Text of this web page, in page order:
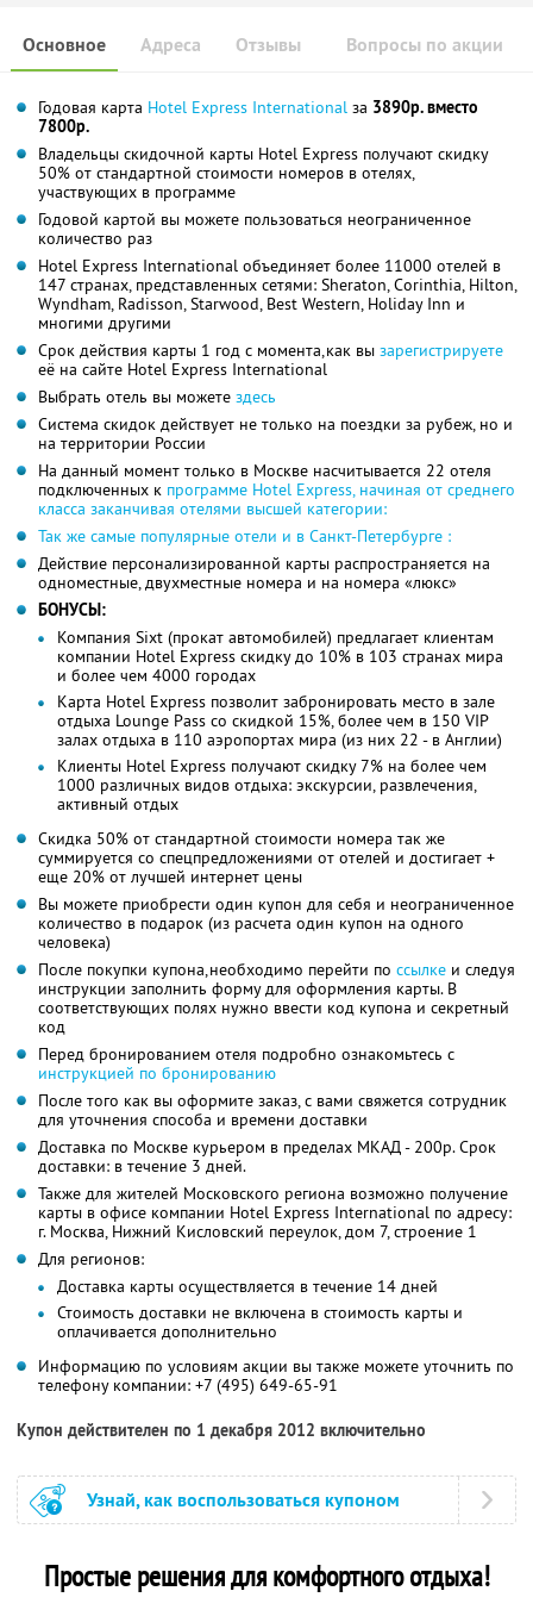
Основное Отзывы Вопросы по акции
Адреса
Годовая карта Hotel Express International за 3890р. вместо
7800р.
Владельцы скидочной карты Hotel Express получают скидку
50% от стандартной стоимости номеров в отелях,
участвующих в программе
Годовой картой вы можете пользоваться неограниченное
количество раз
Hotel Express International объединяет более 11000 отелей в
147 странах, представленных сетями: Sheraton, Corinthia, Hilton,
Wyndham, Radisson, Starwood, Best Western, Holiday Inn и
многими другими
Срок действия карты 1 год с момента,как вы зарегистрируете
её на сайте Hotel Express International
Выбрать отель вы можете здесь
Система скидок действует не только на поездки за рубеж, но и
на территории России
На данный момент только в Москве насчитывается 22 отеля
подключенных к программе Hotel Express, начиная от среднего
класса заканчивая отелями высшей категории:
Так же самые популярные отели и в Санкт-Петербурге :
Действие персонализированной карты распространяется на
одноместные, двухместные номера и на номера «люкс»
БОНУСЫ:
Компания Sixt (прокат автомобилей) предлагает клиентам
компании Hotel Express скидку до 10% в 103 странах мира
и более чем 4000 городах
Карта Hotel Express позволит забронировать место в зале
отдыха Lounge Pass со скидкой 15%, более чем в 150 VIP
залах отдыха в 110 аэропортах мира (из них 22 - в Англии)
Клиенты Hotel Express получают скидку 7% на более чем
1000 различных видов отдыха: экскурсии, развлечения,
активный отдых
Скидка 50% от стандартной стоимости номера так же
суммируется со спецпредложениями от отелей и достигает +
еще 20% от лучшей интернет цены
Вы можете приобрести один купон для себя и неограниченное
количество в подарок (из расчета один купон на одного
человека)
После покупки купона,необходимо перейти по ссылке и следуя
инструкции заполнить форму для оформления карты. В
соответствующих полях нужно ввести код купона и секретный
код
Перед бронированием отеля подробно ознакомьтесь с
инструкцией по бронированию
После того как вы оформите заказ, с вами свяжется сотрудник
для уточнения способа и времени доставки
Доставка по Москве курьером в пределах МКАД - 200р. Срок
доставки: в течение 3 дней.
Также для жителей Московского региона возможно получение
карты в офисе компании Hotel Express International по адресу:
г. Москва, Нижний Кисловский переулок, дом 7, строение 1
Для регионов:
Доставка карты осуществляется в течение 14 дней
Стоимость доставки не включена в стоимость карты и
оплачивается дополнительно
Информацию по условиям акции вы также можете уточнить по
телефону компании: +7 (495) 649-65-91
Купон действителен по 1 декабря 2012 включительно
Узнай, как воспользоваться купоном
Простые решения для комфортного отдыха!